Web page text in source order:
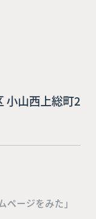
小山西上総町2
ージをみた」